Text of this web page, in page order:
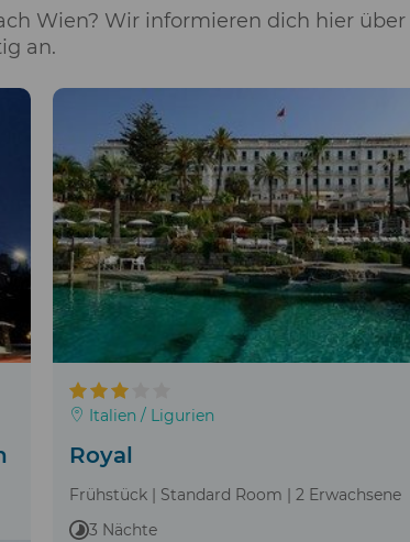
Wien? Wir informieren dich hier über
an.
Italien / Ligurien
Royal
Frühstück | Standard Room | 2 Erwachsene
3 Nächte